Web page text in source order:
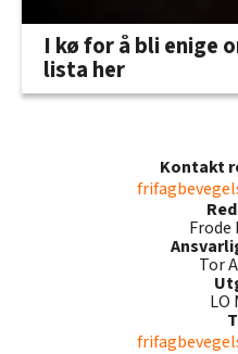
I kø for å bli enige
lista her
Kontakt
Frode
Tor
LO